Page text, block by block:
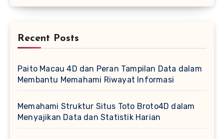
Recent Posts
Paito Macau 4D dan Peran Tampilan Data dalam
Membantu Memahami Riwayat Informasi
Memahami Struktur Situs Toto Broto4D dalam
Menyajikan Data dan Statistik Harian